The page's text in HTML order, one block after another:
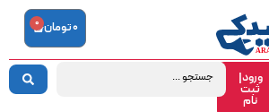
ورود|
ثبت
نام
0تومان 0